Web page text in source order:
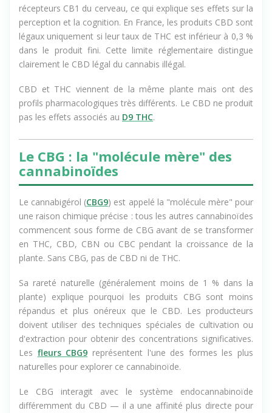
du cannabis. Il se lie directement et fortement aux
récepteurs CB1 du cerveau, ce qui explique ses effets sur la
perception et la cognition. En France, les produits CBD sont
légaux uniquement si leur taux de THC est inférieur à 0,3 %
dans le produit fini. Cette limite réglementaire distingue
CBD et THC viennent de la même plante mais ont des
profils pharmacologiques très différents. Le CBD ne produit
Le CBG : la "molécule mère" des
cannabinoïdes
Le cannabigérol (CBG9) est appelé la "molécule mère" pour
une raison chimique précise : tous les autres cannabinoïdes
commencent sous forme de CBG avant de se transformer
en THC, CBD, CBN ou CBC pendant la croissance de la
Sa rareté naturelle (généralement moins de 1 % dans la
plante) explique pourquoi les produits CBG sont moins
répandus et plus onéreux que le CBD. Les producteurs
doivent utiliser des techniques spéciales de cultivation ou
d'extraction pour obtenir des concentrations significatives.
Lesfleurs CBG9représentent l'une des formes les plus
Le CBG interagit avec le système endocannabinoïde